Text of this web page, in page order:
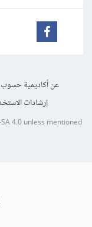
عن أكاديمية حسوب
إرشادات
4.0unless mentioned